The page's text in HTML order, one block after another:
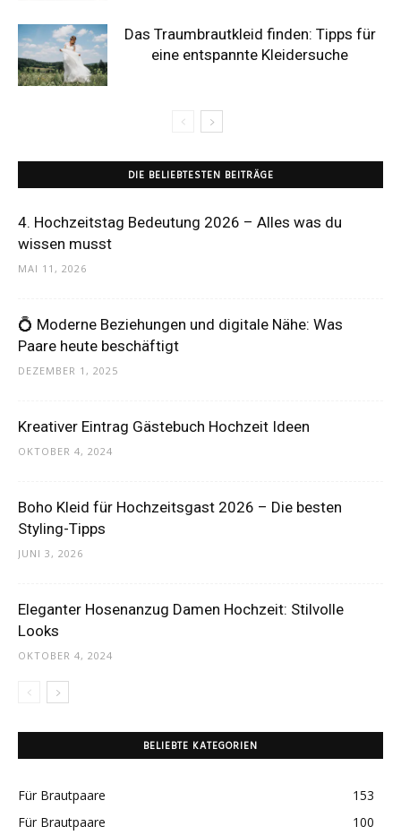
Das Traumbrautkleid finden: Tipps für
eine entspannte Kleidersuche
DIE BELIEBTESTEN BEITRÄGE
4. Hochzeitstag Bedeutung 2026 – Alles was du
wissen musst
MAI 11, 2026
💍 Moderne Beziehungen und digitale Nähe: Was
Paare heute beschäftigt
DEZEMBER 1, 2025
Kreativer Eintrag Gästebuch Hochzeit Ideen
OKTOBER 4, 2024
Boho Kleid für Hochzeitsgast 2026 – Die besten
Styling-Tipps
JUNI 3, 2026
Eleganter Hosenanzug Damen Hochzeit: Stilvolle
Looks
OKTOBER 4, 2024
BELIEBTE KATEGORIEN
Für Brautpaare
153
Für Brautpaare
100